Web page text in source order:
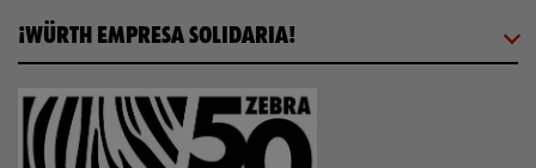
¡WÜRTH EMPRESA SOLIDARIA!